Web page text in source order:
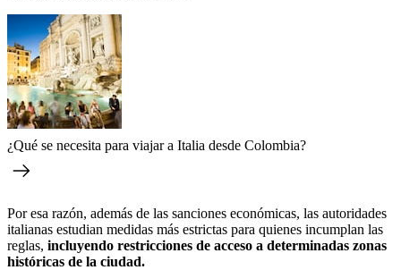
¿Qué se necesita para viajar a Italia desde Colombia?
Por esa razón, además de las sanciones económicas, las autoridades
italianas estudian medidas más estrictas para quienes incumplan las
reglas, incluyendo restricciones de acceso a determinadas zonas
históricas de la ciudad.